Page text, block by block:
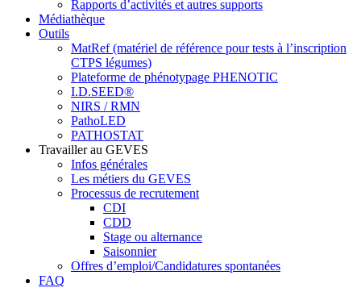
Rapports d’activités et autres supports
Médiathèque
Outils
MatRef (matériel de référence pour tests à l’inscription
CTPS légumes)
Plateforme de phénotypage PHENOTIC
I.D.SEED®
NIRS / RMN
PathoLED
PATHOSTAT
Travailler au GEVES
Infos générales
Les métiers du GEVES
Processus de recrutement
CDI
CDD
Stage ou alternance
Saisonnier
Offres d’emploi/Candidatures spontanées
FAQ